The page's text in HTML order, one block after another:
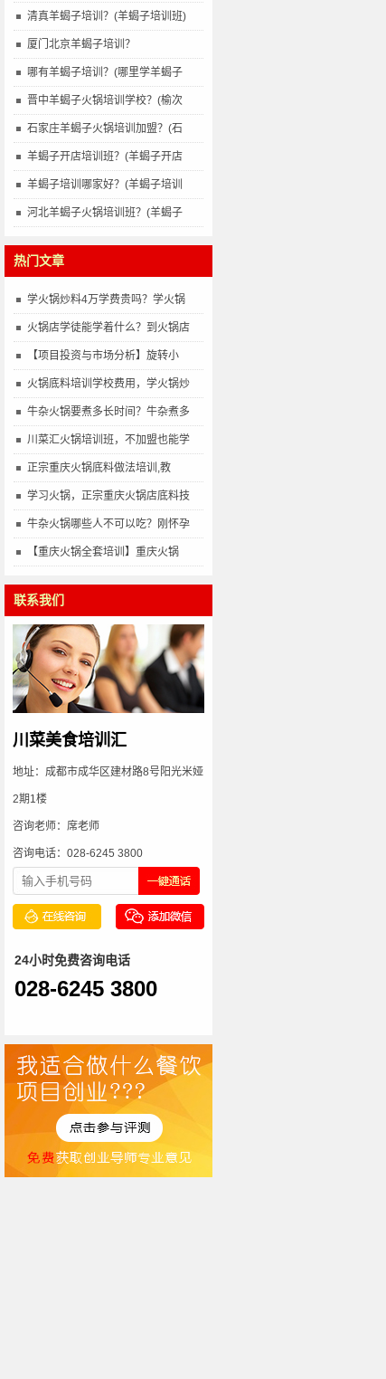
清真羊蝎子培训？(羊蝎子培训班)
厦门北京羊蝎子培训？
哪有羊蝎子培训？(哪里学羊蝎子
晋中羊蝎子火锅培训学校？(榆次
石家庄羊蝎子火锅培训加盟？(石
羊蝎子开店培训班？(羊蝎子开店
羊蝎子培训哪家好？(羊蝎子培训
河北羊蝎子火锅培训班？(羊蝎子
热门文章
学火锅炒料4万学费贵吗？学火锅
火锅店学徒能学着什么？到火锅店
【项目投资与市场分析】旋转小
火锅底料培训学校费用，学火锅炒
牛杂火锅要煮多长时间？牛杂煮多
川菜汇火锅培训班，不加盟也能学
正宗重庆火锅底料做法培训,教
学习火锅，正宗重庆火锅店底料技
牛杂火锅哪些人不可以吃？刚怀孕
【重庆火锅全套培训】重庆火锅
联系我们
川菜美食培训汇
地址：成都市成华区建材路8号阳光米娅
2期1楼
咨询老师：席老师
咨询电话：028-6245 3800
24小时免费咨询电话
028-6245 3800